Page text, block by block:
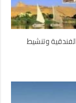
وتنشيط